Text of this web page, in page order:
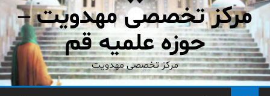
مرکز تخصصی مهدویت –
حوزه علمیه قم
مرکز تخصصی مهدویت